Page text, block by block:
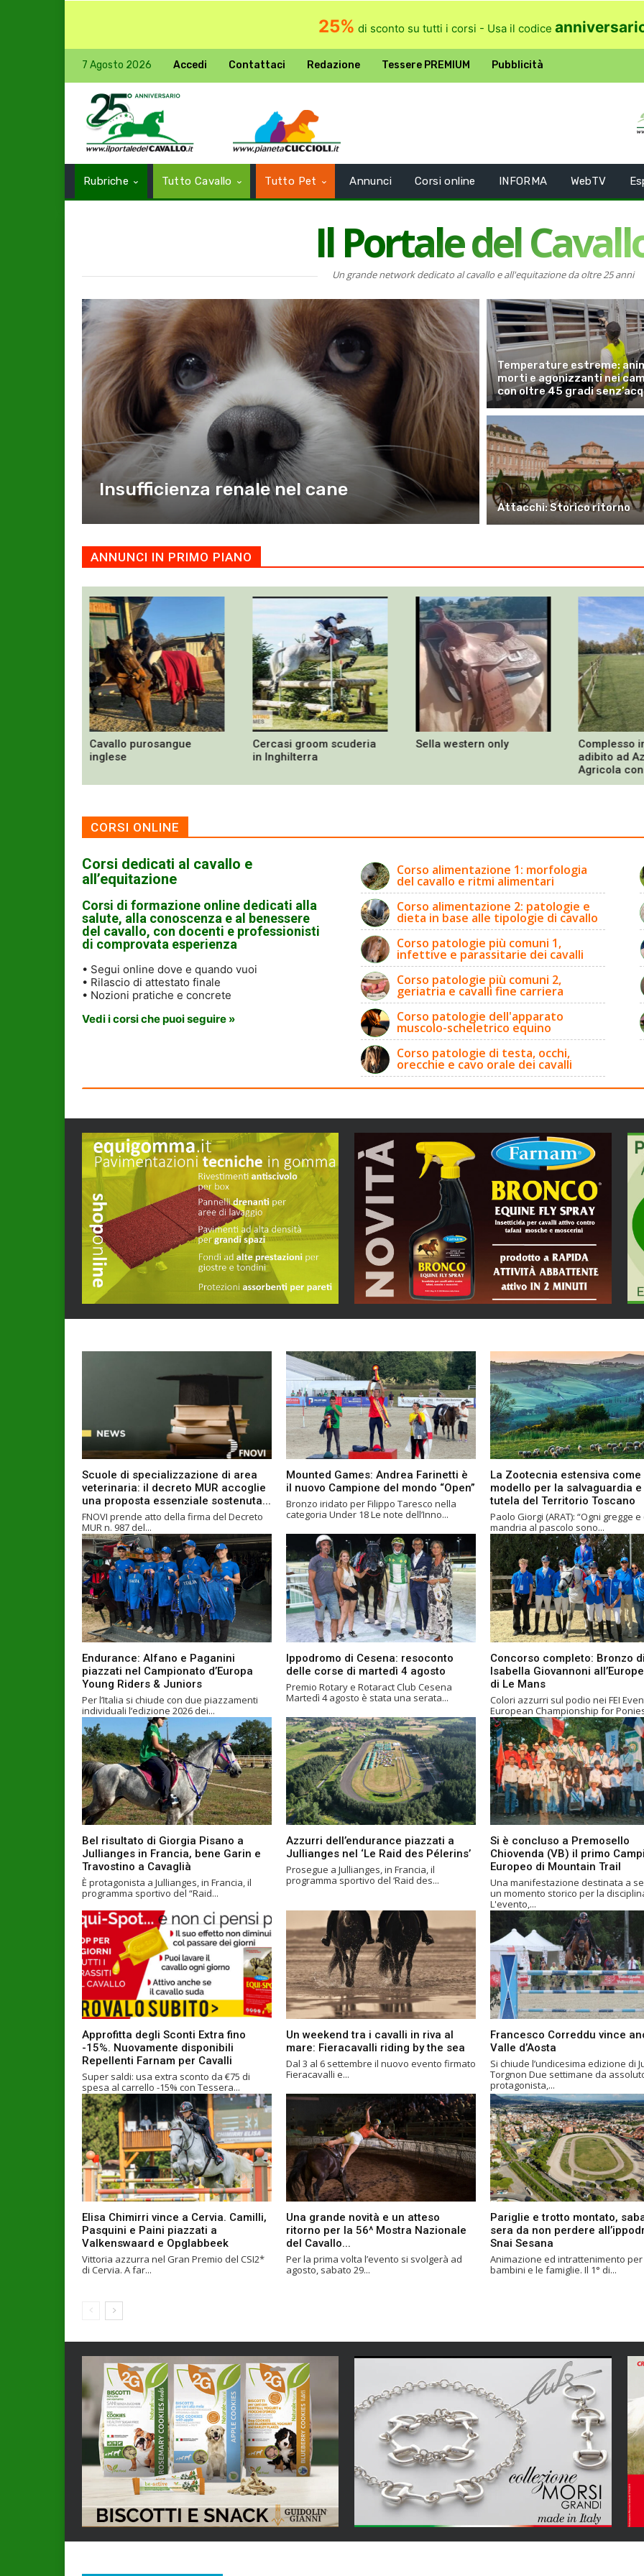
25% di sconto su tutti i corsi - Usa il codice
7 Agosto 2026 Accedi Contattaci Redazione Tessere PREMIUM Pubblicità
Rubriche Tutto Cavallo Tutto Pet Annunci Corsi online INFORMA WebTV
Il Portale del
Un grande network dedicato al cavallo e all'equitazione da oltre 25 anni
Insufficienza renale nel cane
Temperature estreme:
morti e agonizzanti nei
con oltre 45 gradi
Attacchi: Storico ritorno
ANNUNCI IN PRIMO PIANO
Cavallo purosangue
inglese
Cercasi groom scuderia
in Inghilterra
Sella western only
Complesso
adibito ad
Agricola
Ippico -
CORSI ONLINE
Corsi dedicati al cavallo e
all’equitazione
Corsi di formazione online dedicati alla
salute, alla conoscenza e al benessere
del cavallo, con docenti e professionisti
di comprovata esperienza
• Segui online dove e quando vuoi
• Rilascio di attestato finale
• Nozioni pratiche e concrete
Vedi i corsi che puoi seguire »
Corso alimentazione 1: morfologia
del cavallo e ritmi alimentari
Corso alimentazione 2: patologie e
dieta in base alle tipologie di cavallo
Corso patologie più comuni 1,
infettive e parassitarie dei cavalli
Corso patologie più comuni 2,
geriatria e cavalli fine carriera
Corso patologie dell'apparato
muscolo-scheletrico equino
Corso patologie di testa, occhi,
orecchie e cavo orale dei cavalli
Scuole di specializzazione di area
veterinaria: il decreto MUR accoglie
una proposta essenziale sostenuta...
FNOVI prende atto della firma del Decreto
MUR n. 987 del...
Mounted Games: Andrea Farinetti è
il nuovo Campione del mondo “Open”
Bronzo iridato per Filippo Taresco nella
categoria Under 18 Le note dell’Inno...
La Zootecnia estensiva come
modello per la salvaguardia e
tutela del Territorio Toscano
Paolo Giorgi (ARAT): “Ogni gregge e
mandria al pascolo sono...
Endurance: Alfano e Paganini
piazzati nel Campionato d’Europa
Young Riders & Juniors
Per l’Italia si chiude con due piazzamenti
individuali l’edizione 2026 dei...
Ippodromo di Cesena: resoconto
delle corse di martedì 4 agosto
Premio Rotary e Rotaract Club Cesena
Martedì 4 agosto è stata una serata...
Concorso completo: Bronzo di
Isabella Giovannoni
di Le Mans
Colori azzurri sul podio nei FEI
European Championship for
Bel risultato di Giorgia Pisano a
Jullianges in Francia, bene Garin e
Travostino a Cavaglià
È protagonista a Jullianges, in Francia, il
programma sportivo del “Raid...
Azzurri dell’endurance piazzati a
Jullianges nel ‘Le Raid des Pélerins’
Prosegue a Jullianges, in Francia, il
programma sportivo del ‘Raid des...
Si è concluso a Premosello
Chiovenda (VB) il primo
Europeo di Mountain Trail
Una manifestazione destinata a
un momento storico per la
L'evento,...
Approfitta degli Sconti Extra fino
-15%. Nuovamente disponibili
Repellenti Farnam per Cavalli
Super saldi: usa extra sconto da €75 di
spesa al carrello -15% con Tessera...
Un weekend tra i cavalli in riva al
mare: Fieracavalli riding by the sea
Dal 3 al 6 settembre il nuovo evento firmato
Fieracavalli e...
Francesco Correddu vince
Valle d’Aosta
Si chiude l’undicesima edizione di
Torgnon Due settimane da assoluto
protagonista,...
Elisa Chimirri vince a Cervia. Camilli,
Pasquini e Paini piazzati a
Valkenswaard e Opglabbeek
Vittoria azzurra nel Gran Premio del CSI2*
di Cervia. A far...
Una grande novità e un atteso
ritorno per la 56^ Mostra Nazionale
del Cavallo...
Per la prima volta l’evento si svolgerà ad
agosto, sabato 29...
Pariglie e trotto montato,
sera da non perdere
Snai Sesana
Animazione ed intrattenimento per
bambini e le famiglie. Il 1° di...